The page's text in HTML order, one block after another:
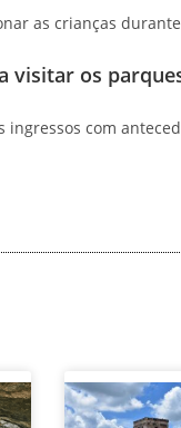
as crianças
visitar os
ingressos com